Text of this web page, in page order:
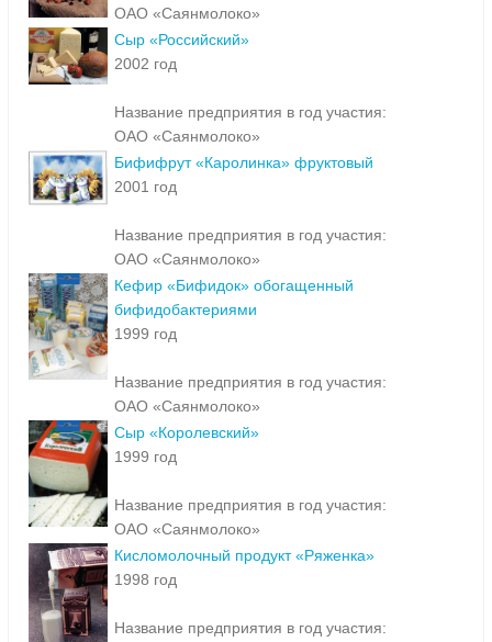
ОАО «Саянмолоко»
Сыр «Российский»
2002 год
Название предприятия в год участия:
ОАО «Саянмолоко»
Бифифрут «Каролинка» фруктовый
2001 год
Название предприятия в год участия:
ОАО «Саянмолоко»
Кефир «Бифидок» обогащенный
бифидобактериями
1999 год
Название предприятия в год участия:
ОАО «Саянмолоко»
Сыр «Королевский»
1999 год
Название предприятия в год участия:
ОАО «Саянмолоко»
Кисломолочный продукт «Ряженка»
1998 год
Название предприятия в год участия: